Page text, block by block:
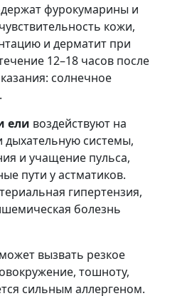
фурокумарины и
кожи,
и дерматит при
12–18 часов после
солнечное
ели воздействуют на
дыхательную системы,
и учащение пульса,
пути у астматиков.
гипертензия,
болезнь
может вызвать резкое
тошноту,
сильным аллергеном.